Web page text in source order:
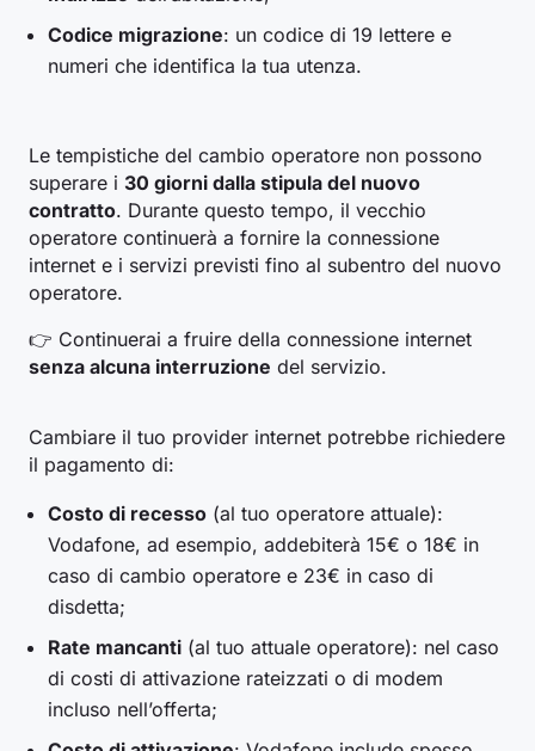
Codice migrazione: un codice di 19 lettere e
numeri che identifica la tua utenza.
Le tempistiche del cambio operatore non possono
superare i 30 giorni dalla stipula del nuovo
contratto. Durante questo tempo, il vecchio
operatore continuerà a fornire la connessione
internet e i servizi previsti fino al subentro del nuovo
operatore.
👉 Continuerai a fruire della connessione internet
senza alcuna interruzione del servizio.
Cambiare il tuo provider internet potrebbe richiedere
il pagamento di:
Costo di recesso (al tuo operatore attuale):
Vodafone, ad esempio, addebiterà 15€ o 18€ in
caso di cambio operatore e 23€ in caso di
disdetta;
Rate mancanti (al tuo attuale operatore): nel caso
di costi di attivazione rateizzati o di modem
incluso nell’offerta;